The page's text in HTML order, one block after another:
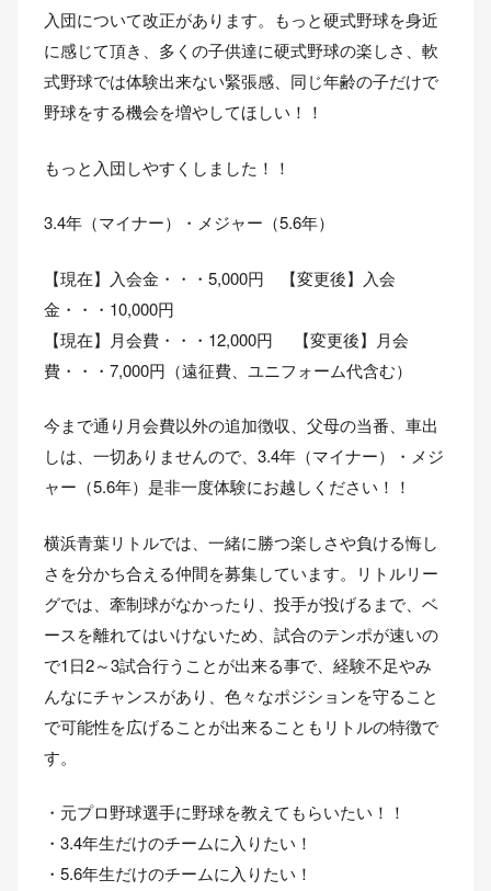
入団について改正があります。もっと硬式野球を身近
に感じて頂き、多くの子供達に硬式野球の楽しさ、軟
式野球では体験出来ない緊張感、同じ年齢の子だけで
野球をする機会を増やしてほしい！！
もっと入団しやすくしました！！
3.4年（マイナー）・メジャー（5.6年）
【現在】入会金・・・5,000円 【変更後】入会
金・・・10,000円
【現在】月会費・・・12,000円 【変更後】月会
費・・・7,000円（遠征費、ユニフォーム代含む）
今まで通り月会費以外の追加徴収、父母の当番、車出
しは、一切ありませんので、3.4年（マイナー）・メジ
ャー（5.6年）是非一度体験にお越しください！！
横浜青葉リトルでは、一緒に勝つ楽しさや負ける悔し
さを分かち合える仲間を募集しています。リトルリー
グでは、牽制球がなかったり、投手が投げるまで、ベ
ースを離れてはいけないため、試合のテンポが速いの
で1日2～3試合行うことが出来る事で、経験不足やみ
んなにチャンスがあり、色々なポジションを守ること
で可能性を広げることが出来ることもリトルの特徴で
す。
・元プロ野球選手に野球を教えてもらいたい！！
・3.4年生だけのチームに入りたい！
・5.6年生だけのチームに入りたい！